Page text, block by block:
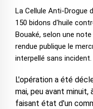
La Cellule Anti-Drogue
150 bidons d'huile
Bouaké, selon une
rendue publique le
interpellé sans
L'opération a été
mai, peu avant
faisant état d'un